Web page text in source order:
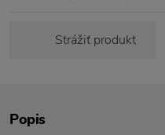
Strážiť produkt
Popis